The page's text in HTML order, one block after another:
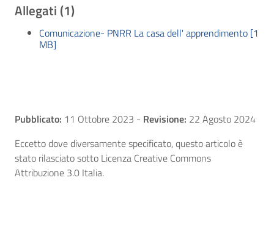
Allegati (1)
Comunicazione- PNRR La casa dell' apprendimento [1
MB]
Pubblicato: 11 Ottobre 2023 - Revisione: 22 Agosto 2024
Eccetto dove diversamente specificato, questo articolo è
stato rilasciato sotto Licenza Creative Commons
Attribuzione 3.0 Italia.